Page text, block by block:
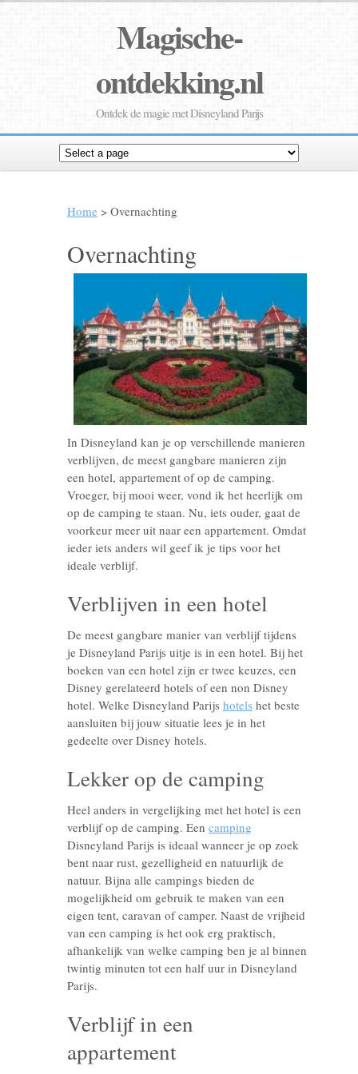
Magische-
ontdekking.nl
Ontdek de magie met Disneyland Parijs
Home > Overnachting
Overnachting
In Disneyland kan je op verschillende manieren
verblijven, de meest gangbare manieren zijn
een hotel, appartement of op de camping.
Vroeger, bij mooi weer, vond ik het heerlijk om
op de camping te staan. Nu, iets ouder, gaat de
voorkeur meer uit naar een appartement. Omdat
ieder iets anders wil geef ik je tips voor het
ideale verblijf.
Verblijven in een hotel
De meest gangbare manier van verblijf tijdens
je Disneyland Parijs uitje is in een hotel. Bij het
boeken van een hotel zijn er twee keuzes, een
Disney gerelateerd hotels of een non Disney
hotel. Welke Disneyland Parijs hotels het beste
aansluiten bij jouw situatie lees je in het
gedeelte over Disney hotels.
Lekker op de camping
Heel anders in vergelijking met het hotel is een
verblijf op de camping. Een camping
Disneyland Parijs is ideaal wanneer je op zoek
bent naar rust, gezelligheid en natuurlijk de
natuur. Bijna alle campings bieden de
mogelijkheid om gebruik te maken van een
eigen tent, caravan of camper. Naast de vrijheid
van een camping is het ook erg praktisch,
afhankelijk van welke camping ben je al binnen
twintig minuten tot een half uur in Disneyland
Parijs.
Verblijf in een
appartement